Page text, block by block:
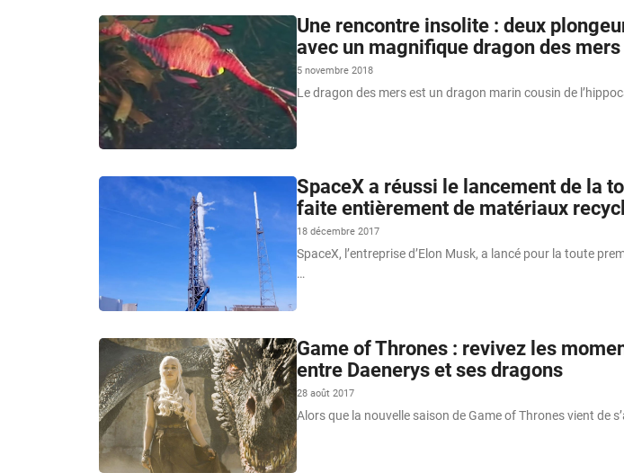
Une rencontre insolite : deux
avec un magnifique dragon des mers
5 novembre 2018
Le dragon des mers est un dragon marin cousin de
SpaceX a réussi le lancement de la
faite entièrement de matériaux
18 décembre 2017
SpaceX, l’entreprise d’Elon Musk, a lancé pour la toute
…
Game of Thrones : revivez les
entre Daenerys et ses dragons
28 août 2017
Alors que la nouvelle saison de Game of Thrones vient de